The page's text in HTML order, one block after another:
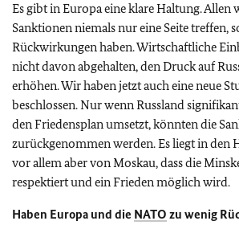
Es gibt in Europa eine klare Haltung. Allen
Sanktionen niemals nur eine Seite treffen,
Rückwirkungen haben. Wirtschaftliche
nicht davon abgehalten, den Druck auf
erhöhen. Wir haben jetzt auch eine neue
beschlossen. Nur wenn Russland
den Friedensplan umsetzt, könnten die
zurückgenommen werden. Es liegt in den
vor allem aber von Moskau, dass die
respektiert und ein Frieden möglich wird.
Haben Europa und die NATO zu wenig